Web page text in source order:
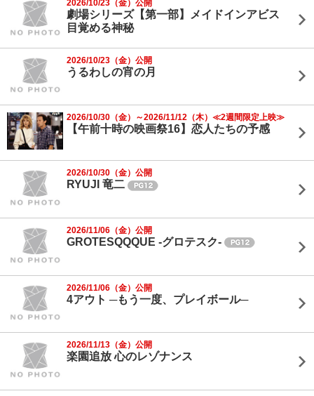
2026/10/23（金）公開
劇場シリーズ【第一部】メイドインアビス
目覚める神秘
2026/10/23（金）公開
うるわしの宵の月
2026/10/30（金）～2026/11/12（木）≪2週間限定上映≫
【午前十時の映画祭16】恋人たちの予感
2026/10/30（金）公開
RYUJI 竜二
2026/11/06（金）公開
GROTESQQQUE -グロテスク-
2026/11/06（金）公開
4アウト ─もう一度、プレイボール─
2026/11/13（金）公開
楽園追放 心のレゾナンス